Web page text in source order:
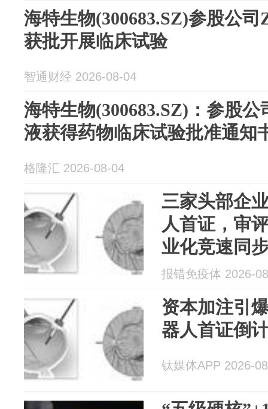
海特生物(300683.SZ)参股公
获批开展临床试验
智通财经 2026-08-04
海特生物(300683.SZ)：参股
液获得药物临床试验批准通知
格隆汇 2026-08-04
三家头部企
人首证，审
业化竞速同
报错免疫体 2026-
资本加注引
器人首证倒
钛媒体APP 2026-